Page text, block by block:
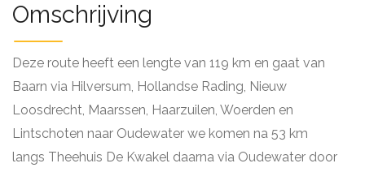
Omschrijving
Deze route heeft een lengte van 119 km en gaat van
Baarn via Hilversum, Hollandse Rading, Nieuw
Loosdrecht, Maarssen, Haarzuilen, Woerden en
Lintschoten naar Oudewater we komen na 53 km
langs Theehuis De Kwakel daarna via Oudewater door